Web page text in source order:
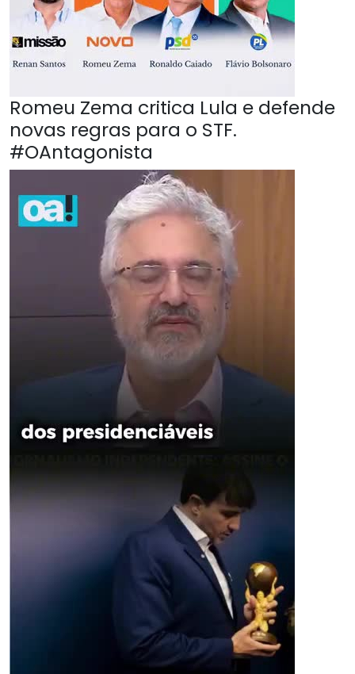
Romeu Zema critica Lula e defende
novas regras para o STF.
#OAntagonista